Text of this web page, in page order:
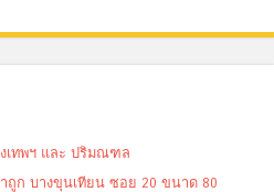
เทพฯ และ ปริมณฑล
ถูก บางขุนเทียน ซอย 20 ขนาด 80